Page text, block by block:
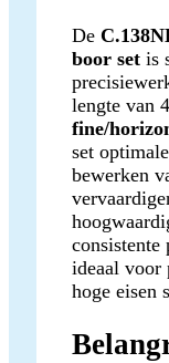
De
boor set is
lengte van
fine/
set
bewerken
consistente
ideaal voor
hoge eisen